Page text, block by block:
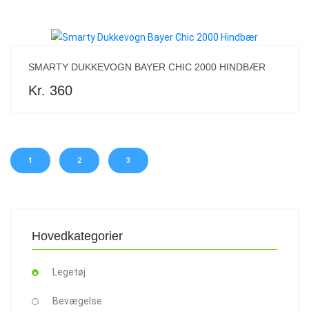
SMARTY DUKKEVOGN BAYER CHIC 2000 HINDBÆR
Kr. 360
1 2 3
Hovedkategorier
Legetøj
Bevægelse